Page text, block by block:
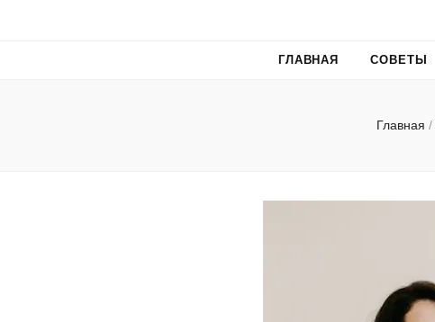
ГЛАВНАЯ СОВЕТЫ
Главная /